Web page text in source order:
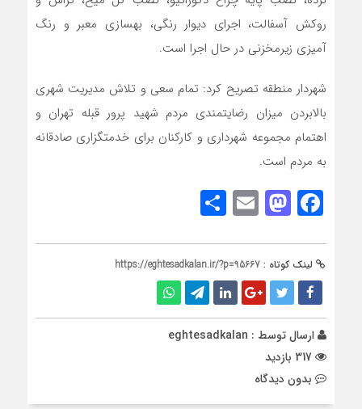
روکش آسفالت، اجرای دیوار رنگی، بهسازی معبر و رنگ
آمیزی زیرمخزنی در حال اجرا است.
شهردار منطقه تصریح کرد: تمام سعی و تلاش مدیریت شهری
بالابردن میزان رضایتمندی مردم شهید پرور قبله تهران و
اهتمام مجموعه شهرداری و کارکنان برای خدمتگزاری صادقانه
به مردم است.
Facebook
Mastodon
Email
لینک کوتاه : https://eghtesadkalan.ir/?p=95667
ارسال توسط : eghtesadkalan
بدون دیدگاه